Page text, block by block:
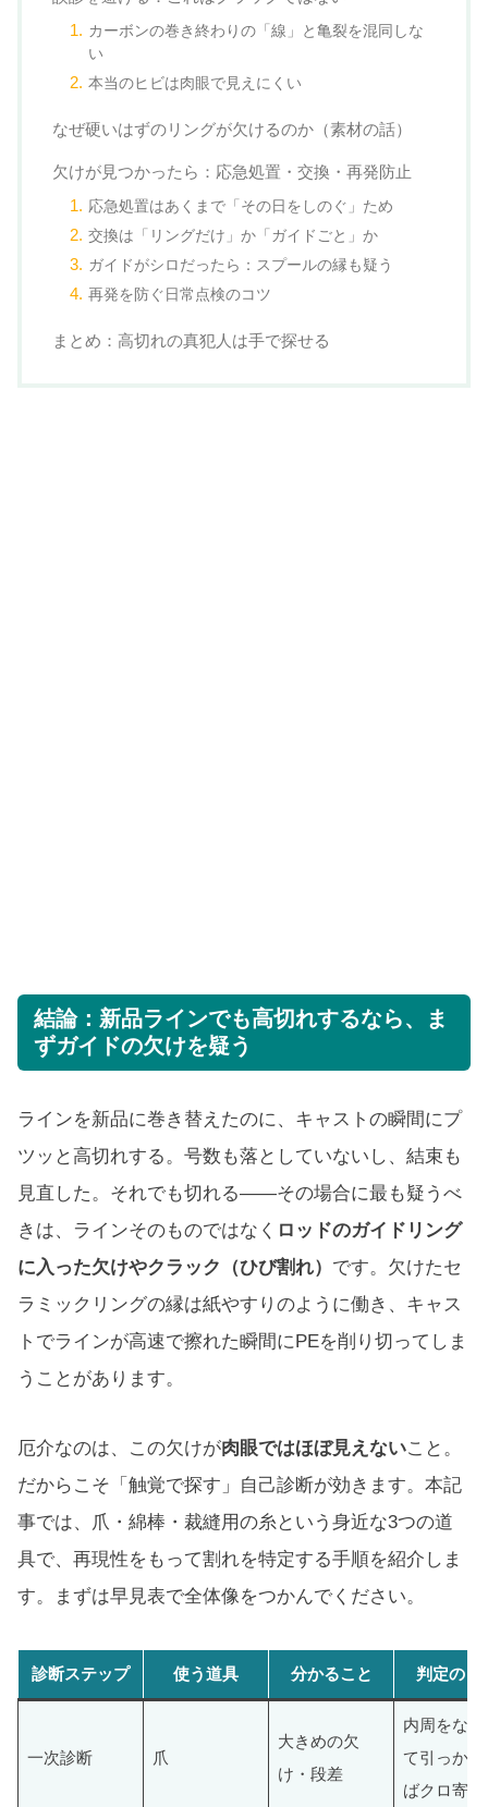
カーボンの巻き終わりの「線」と亀裂を混同しな
い
本当のヒビは肉眼で見えにくい
なぜ硬いはずのリングが欠けるのか（素材の話）
欠けが見つかったら：応急処置・交換・再発防止
応急処置はあくまで「その日をしのぐ」ため
交換は「リングだけ」か「ガイドごと」か
ガイドがシロだったら：スプールの縁も疑う
再発を防ぐ日常点検のコツ
まとめ：高切れの真犯人は手で探せる
結論：新品ラインでも高切れするなら、ま
ずガイドの欠けを疑う
ラインを新品に巻き替えたのに、キャストの瞬間にプ
ツッと高切れする。号数も落としていないし、結束も
見直した。それでも切れる――その場合に最も疑うべ
きは、ラインそのものではなく ロッドのガイドリング
に入った欠けやクラック（ひび割れ） です。欠けたセ
ラミックリングの縁は紙やすりのように働き、キャス
トでラインが高速で擦れた瞬間にPEを削り切ってしま
うことがあります。
厄介なのは、この欠けが肉眼ではほぼ見えないこと。
だからこそ「触覚で探す」自己診断が効きます。本記
事では、爪・綿棒・裁縫用の糸という身近な3つの道
具で、再現性をもって割れを特定する手順を紹介しま
す。まずは早見表で全体像をつかんでください。
診断ステップ 使う道具 分かること 判定の目
一次診断 爪
大きめの欠
け・段差
内周をなぞ
て引っかか
ばクロ寄り